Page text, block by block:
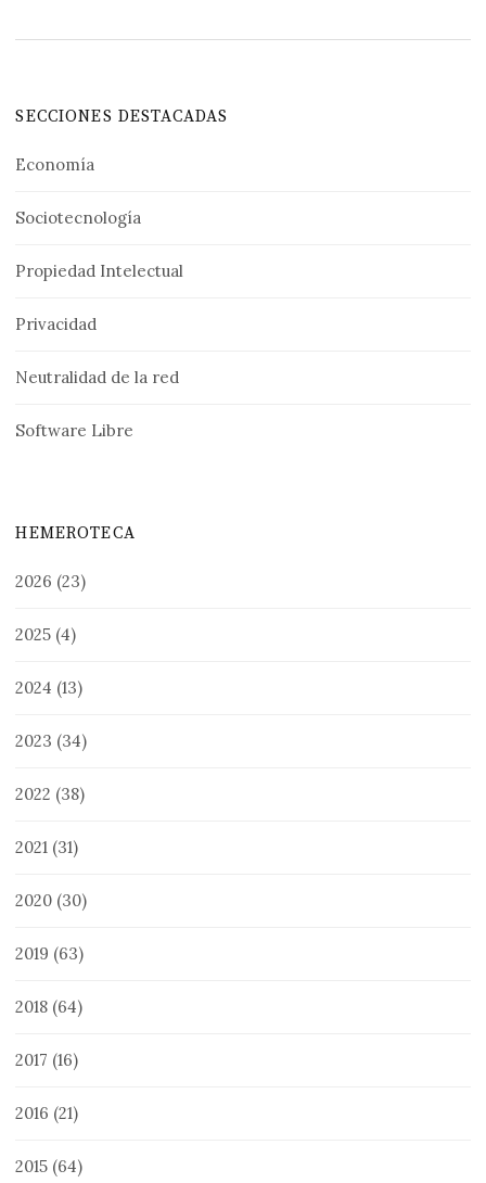
SECCIONES DESTACADAS
Economía
Sociotecnología
Propiedad Intelectual
Privacidad
Neutralidad de la red
Software Libre
HEMEROTECA
2026 (23)
2025 (4)
2024 (13)
2023 (34)
2022 (38)
2021 (31)
2020 (30)
2019 (63)
2018 (64)
2017 (16)
2016 (21)
2015 (64)